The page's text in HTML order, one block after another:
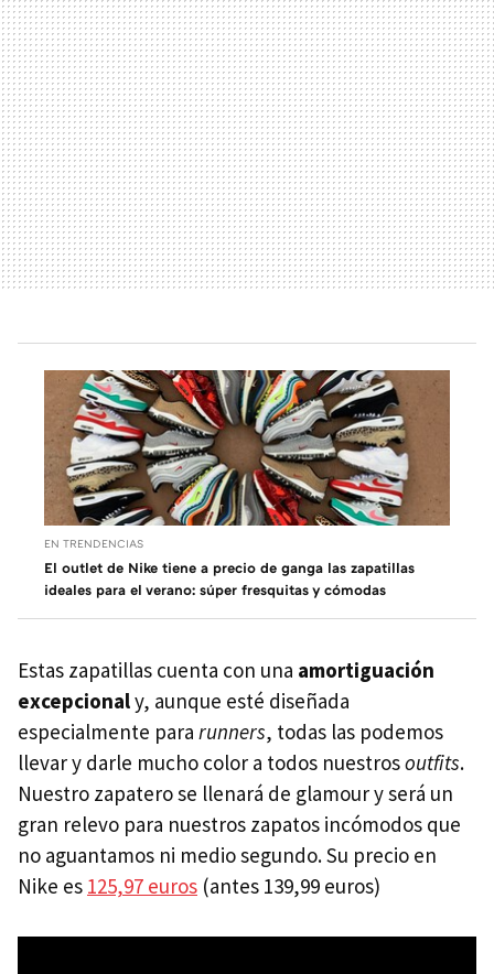
EN TRENDENCIAS
El outlet de Nike tiene a precio de ganga las zapatillas
ideales para el verano: súper fresquitas y cómodas
Estas zapatillas cuenta con una amortiguación
excepcionaly, aunque esté diseñada
especialmente para runners, todas las podemos
llevar y darle mucho color a todos nuestrosoutfits.
Nuestro zapatero se llenará de glamour y será un
gran relevo para nuestros zapatos incómodos que
no aguantamos ni medio segundo. Su precio en
Nike es 125,97 euros (antes 139,99 euros)